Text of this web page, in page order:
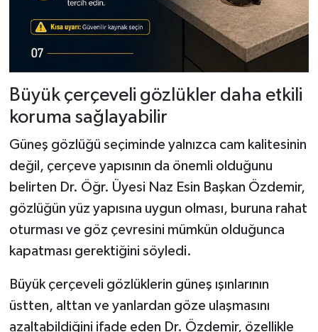
Büyük çerçeveli gözlükler daha etkili
koruma sağlayabilir
Güneş gözlüğü seçiminde yalnızca cam kalitesinin
değil, çerçeve yapısının da önemli olduğunu
belirten Dr. Öğr. Üyesi Naz Esin Başkan Özdemir,
gözlüğün yüz yapısına uygun olması, buruna rahat
oturması ve göz çevresini mümkün olduğunca
kapatması gerektiğini söyledi.
Büyük çerçeveli gözlüklerin güneş ışınlarının
üstten, alttan ve yanlardan göze ulaşmasını
azaltabildiğini ifade eden Dr. Özdemir, özellikle